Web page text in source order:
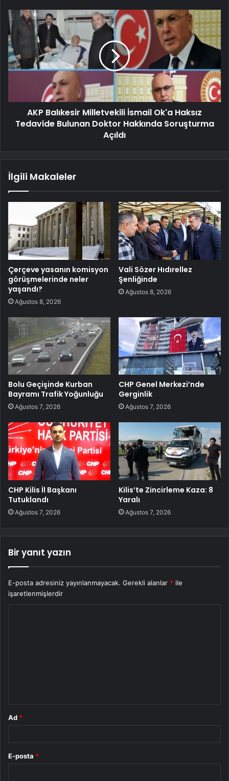
AKP Balıkesir Milletvekili İsmail Ok'a Haksız
Tedavide Bulunan Doktor Hakkında Soruşturma
Açıldı
İlgili Makaleler
Çerçeve yasanın komisyon
görüşmelerinde neler
yaşandı?
Ağustos 8, 2026
Vali Sözer Hıdırellez
Şenliğinde
Ağustos 8, 2026
Bolu Geçişinde Kurban
Bayramı Trafik Yoğunluğu
Ağustos 7, 2026
CHP Genel Merkezi’nde
Gerginlik
Ağustos 7, 2026
CHP Kilis İl Başkanı
Tutuklandı
Ağustos 7, 2026
Kilis’te Zincirleme Kaza: 8
Yaralı
Ağustos 7, 2026
Bir yanıt yazın
E-posta adresiniz yayınlanmayacak. Gerekli alanlar * ile
işaretlenmişlerdir
Ad *
E-posta *